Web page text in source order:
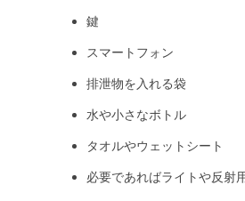
鍵
スマートフォン
排泄物を入れる袋
水や小さなボトル
タオルやウェットシート
必要であればライトや反射